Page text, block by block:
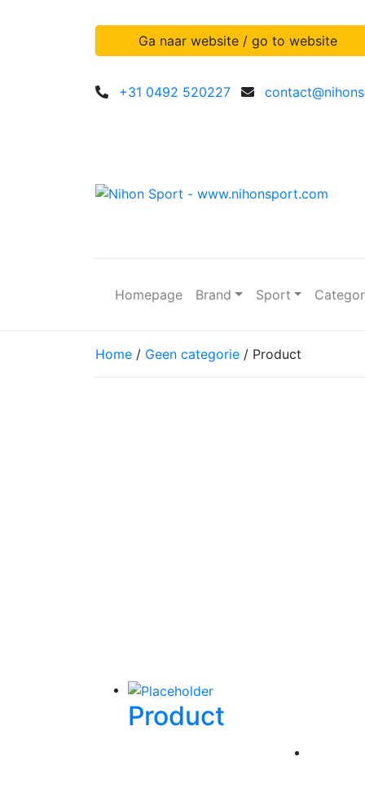
Ga naar website / go to website
+31 0492 520227
Homepage Brand Sport
Home / Geen categorie / Product
Product